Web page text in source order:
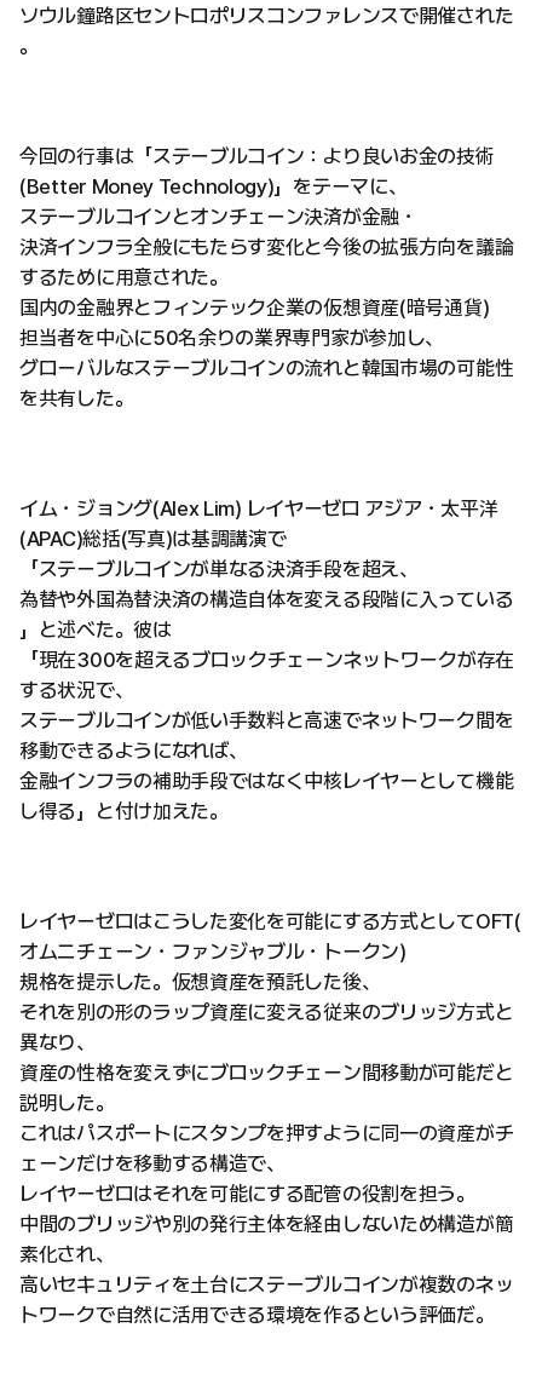
ソウル鐘路区セントロポリスコンファレンスで開催された
。
今回の行事は「ステーブルコイン：より良いお金の技術
(Better Money Technology)」をテーマに、
ステーブルコインとオンチェーン決済が金融・
決済インフラ全般にもたらす変化と今後の拡張方向を議論
するために用意された。
国内の金融界とフィンテック企業の仮想資産(暗号通貨)
担当者を中心に50名余りの業界専門家が参加し、
グローバルなステーブルコインの流れと韓国市場の可能性
を共有した。
イム・ジョング(Alex Lim) レイヤーゼロ アジア・太平洋
(APAC)総括(写真)は基調講演で
「ステーブルコインが単なる決済手段を超え、
為替や外国為替決済の構造自体を変える段階に入っている
」と述べた。彼は
「現在300を超えるブロックチェーンネットワークが存在
する状況で、
ステーブルコインが低い手数料と高速でネットワーク間を
移動できるようになれば、
金融インフラの補助手段ではなく中核レイヤーとして機能
し得る」と付け加えた。
レイヤーゼロはこうした変化を可能にする方式としてOFT(
オムニチェーン・ファンジャブル・トークン)
規格を提示した。仮想資産を預託した後、
それを別の形のラップ資産に変える従来のブリッジ方式と
異なり、
資産の性格を変えずにブロックチェーン間移動が可能だと
説明した。
これはパスポートにスタンプを押すように同一の資産がチ
ェーンだけを移動する構造で、
レイヤーゼロはそれを可能にする配管の役割を担う。
中間のブリッジや別の発行主体を経由しないため構造が簡
素化され、
高いセキュリティを土台にステーブルコインが複数のネッ
トワークで自然に活用できる環境を作るという評価だ。